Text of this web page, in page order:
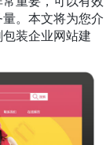
。本文将为您介
装企业网站建